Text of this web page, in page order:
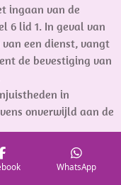
ingaan van de
6 lid 1. In geval van
een dienst, vangt
de bevestiging van
in
onverwijld aan de
heeft de
het recht
WhatsApp